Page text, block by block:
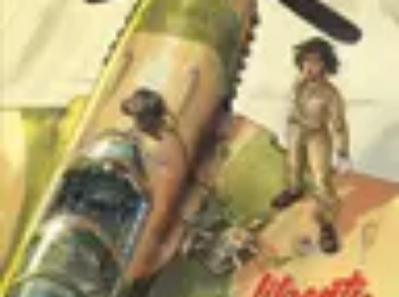
Aventures et Expériences Parapente
Vol en
Montgolfière
Aventures Aériennes